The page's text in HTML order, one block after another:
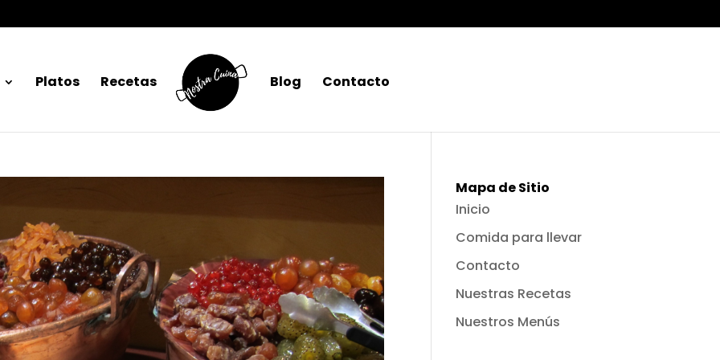
Platos Recetas Blog Contacto
Mapa de Sitio
Inicio
Comida para llevar
Contacto
Nuestras Recetas
Nuestros Menús